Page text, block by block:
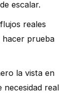
escalar.
reales
prueba
la vista en
necesidad real